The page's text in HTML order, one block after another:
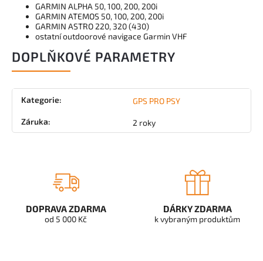
GARMIN ALPHA 50, 100, 200, 200i
GARMIN ATEMOS 50, 100, 200, 200i
GARMIN ASTRO 220, 320 (430)
ostatní outdoorové navigace Garmin VHF
DOPLŇKOVÉ PARAMETRY
Kategorie: GPS PRO PSY
Záruka: 2 roky
DOPRAVA ZDARMA
od 5 000 Kč
DÁRKY ZDARMA
k vybraným produktům